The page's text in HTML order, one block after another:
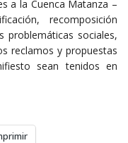
a la Cuenca Matanza –
recomposición
problemáticas sociales,
reclamos y propuestas
sean tenidos en